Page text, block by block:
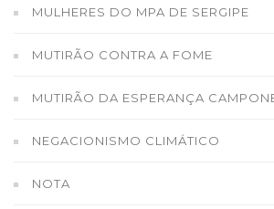
MULHERES DO MPA DE SERGIPE
MUTIRÃO CONTRA A FOME
MUTIRÃO DA ESPERANÇA
NEGACIONISMO CLIMÁTICO
NOTA